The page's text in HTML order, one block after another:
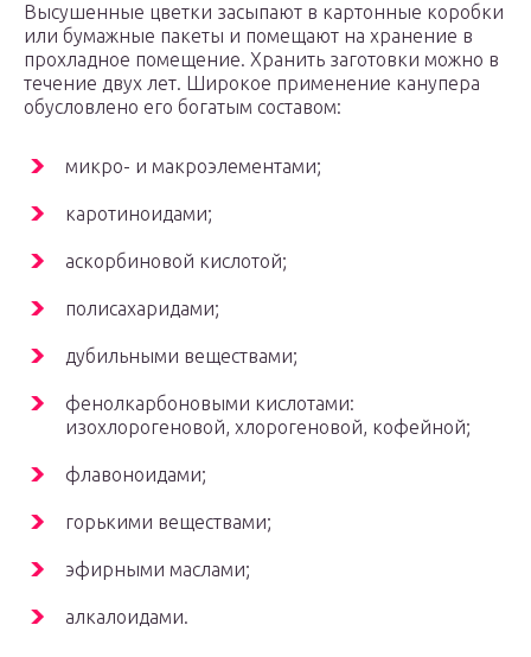
Высушенные цветки засыпают в картонные коробки
или бумажные пакеты и помещают на хранение в
прохладное помещение. Хранить заготовки можно в
течение двух лет. Широкое применение канупера
обусловлено его богатым составом:
микро- и макроэлементами;
каротиноидами;
аскорбиновой кислотой;
полисахаридами;
дубильными веществами;
фенолкарбоновыми кислотами:
изохлорогеновой, хлорогеновой, кофейной;
флавоноидами;
горькими веществами;
эфирными маслами;
алкалоидами.